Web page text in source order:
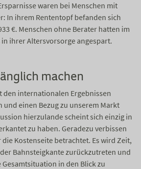
waren bei Menschen mit
In ihrem Rententopf befanden sich
€. Menschen ohne Berater hatten im
ihrer Altersvorsorge angespart.
machen
den internationalen Ergebnissen
und einen Bezug zu unserem Markt
hierzulande scheint sich einzig in
zu haben. Geradezu verbissen
Kostenseite betrachtet. Es wird Zeit,
Bahnsteigkante zurückzutreten und
in den Blick zu